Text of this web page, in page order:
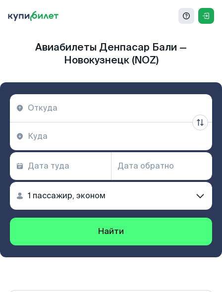
Авиабилеты Денпасар Бали —
Новокузнецк (NOZ)
Найти